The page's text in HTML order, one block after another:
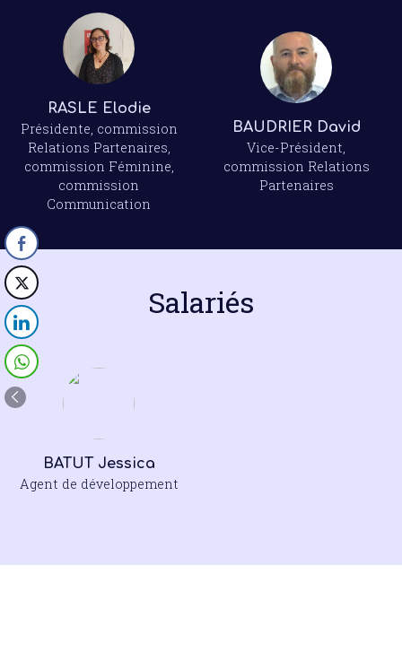
RASLE Elodie
Présidente, commission
Relations Partenaires,
commission Féminine,
commission
Communication
BAUDRIER David
Vice-Président,
commission Relations
Partenaires
Salariés
BATUT Jessica
Agent de développement